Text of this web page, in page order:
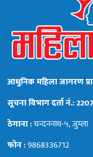
आधुनिक महिला जागरण
सूचना विभाग दर्ता नं.:
ठेगाना :चन्दननाथ-५, जुम्ला
फोन :9868336712